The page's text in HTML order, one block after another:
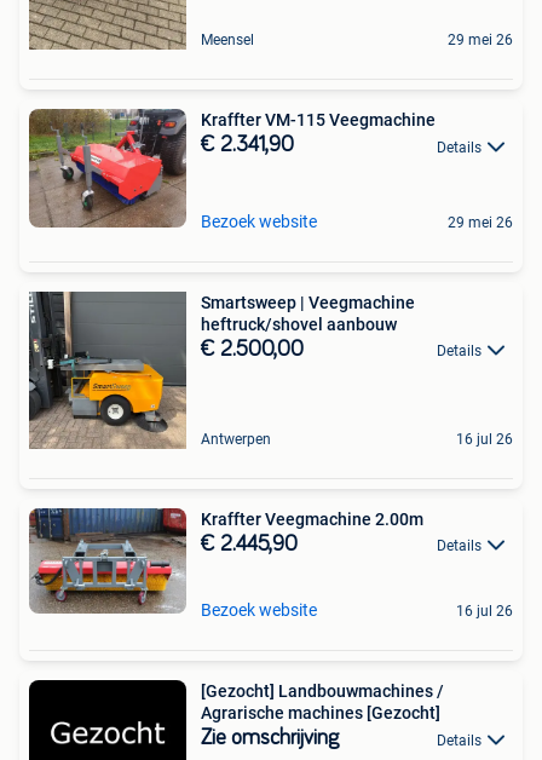
Meensel 29 mei 26
Kraffter VM-115 Veegmachine
€ 2.341,90 Details
Bezoek website 29 mei 26
Smartsweep | Veegmachine
heftruck/shovel aanbouw
€ 2.500,00 Details
Antwerpen 16 jul 26
Kraffter Veegmachine 2.00m
€ 2.445,90 Details
Bezoek website 16 jul 26
[Gezocht] Landbouwmachines /
Agrarische machines [Gezocht]
Zie omschrijving Details